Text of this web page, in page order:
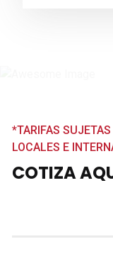
*TARIFAS
LOCALES E
COTIZA